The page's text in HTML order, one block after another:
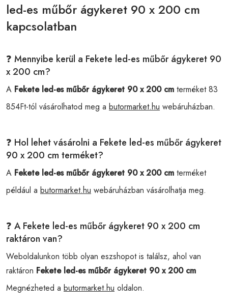
led-es műbőr ágykeret 90 x 200 cm
kapcsolatban
❓ Mennyibe kerül a Fekete led-es műbőr ágykeret 90
x 200 cm?
A Fekete led-es műbőr ágykeret 90 x 200 cm terméket 83
854Ft-tól vásárolhatod meg a butormarket.hu webáruházban.
❓ Hol lehet vásárolni a Fekete led-es műbőr ágykeret
90 x 200 cm terméket?
A Fekete led-es műbőr ágykeret 90 x 200 cm terméket
például a butormarket.hu webáruházban vásárolhatja meg.
❓ A Fekete led-es műbőr ágykeret 90 x 200 cm
raktáron van?
Weboldalunkon több olyan eszshopot is találsz, ahol van
raktáron Fekete led-es műbőr ágykeret 90 x 200 cm
Megnézheted a butormarket.hu oldalon.